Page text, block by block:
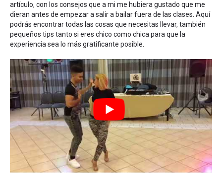
artículo, con los consejos que a mi me hubiera gustado que me
dieran antes de empezar a salir a bailar fuera de las clases . Aquí
podrás encontrar todas las cosas que necesitas llevar, también
pequeños tips tanto si eres chico como chica para que la
experiencia sea lo más gratificante posible.